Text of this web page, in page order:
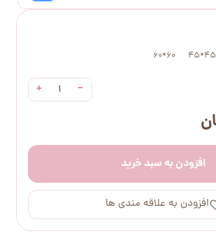
45*45
60*60
−
+
افزودن به سبد خرید
افزودن به علاقه مندی ها